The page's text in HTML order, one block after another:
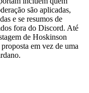
são aplicadas,
e se resumos de
fora do Discord. Até
de Hoskinson
em vez de uma